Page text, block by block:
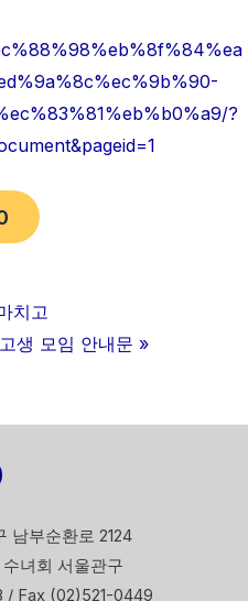
?
치고
생 모임 안내문 »
남부순환로 2124
녀회 서울관구
/ Fax (02)521-0449